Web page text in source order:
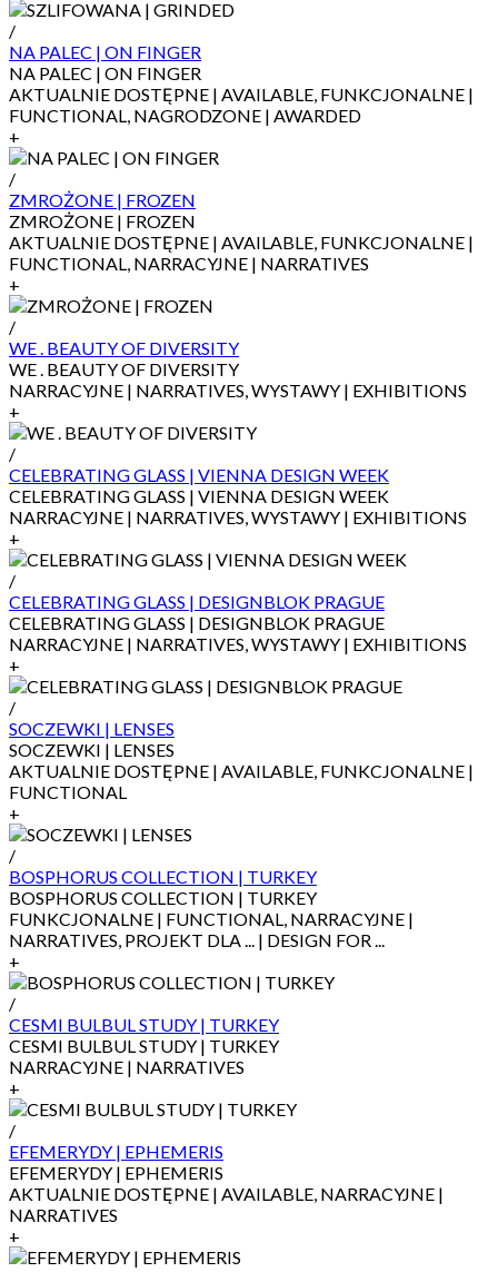
/
NA PALEC | ON FINGER
NA PALEC | ON FINGER
AKTUALNIE DOSTĘPNE | AVAILABLE, FUNKCJONALNE |
FUNCTIONAL, NAGRODZONE | AWARDED
+
/
ZMROŻONE | FROZEN
ZMROŻONE | FROZEN
AKTUALNIE DOSTĘPNE | AVAILABLE, FUNKCJONALNE |
FUNCTIONAL, NARRACYJNE | NARRATIVES
+
/
WE . BEAUTY OF DIVERSITY
WE . BEAUTY OF DIVERSITY
NARRACYJNE | NARRATIVES, WYSTAWY | EXHIBITIONS
+
/
CELEBRATING GLASS | VIENNA DESIGN WEEK
CELEBRATING GLASS | VIENNA DESIGN WEEK
NARRACYJNE | NARRATIVES, WYSTAWY | EXHIBITIONS
+
/
CELEBRATING GLASS | DESIGNBLOK PRAGUE
CELEBRATING GLASS | DESIGNBLOK PRAGUE
NARRACYJNE | NARRATIVES, WYSTAWY | EXHIBITIONS
+
/
SOCZEWKI | LENSES
SOCZEWKI | LENSES
AKTUALNIE DOSTĘPNE | AVAILABLE, FUNKCJONALNE |
FUNCTIONAL
+
/
BOSPHORUS COLLECTION | TURKEY
BOSPHORUS COLLECTION | TURKEY
FUNKCJONALNE | FUNCTIONAL, NARRACYJNE |
NARRATIVES, PROJEKT DLA ... | DESIGN FOR ...
+
/
CESMI BULBUL STUDY | TURKEY
CESMI BULBUL STUDY | TURKEY
NARRACYJNE | NARRATIVES
+
/
EFEMERYDY | EPHEMERIS
EFEMERYDY | EPHEMERIS
AKTUALNIE DOSTĘPNE | AVAILABLE, NARRACYJNE |
NARRATIVES
+